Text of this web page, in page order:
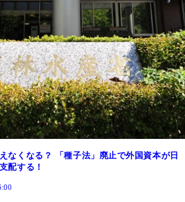
なくなる？ 「種子法」廃止で外国資本が日
配する！